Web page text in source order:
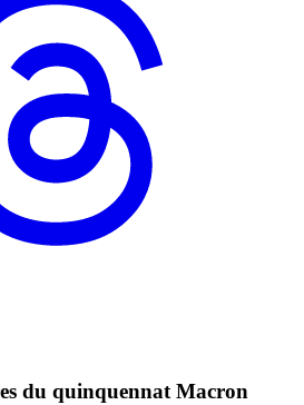
du quinquennat Macron